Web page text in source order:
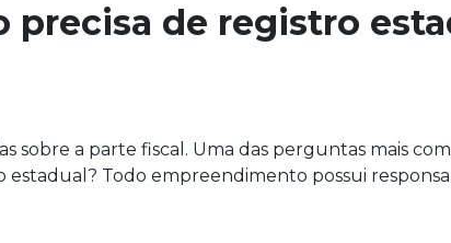
precisa de registro
a parte fiscal. Uma das perguntas mais
estadual? Todo empreendimento possui